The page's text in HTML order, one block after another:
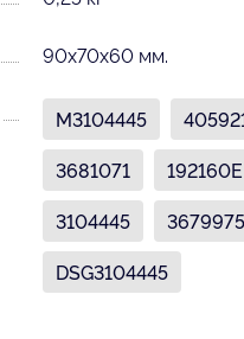
90х70х60 мм.
M3104445
3681071
192160E
3104445
3679975
DSG3104445